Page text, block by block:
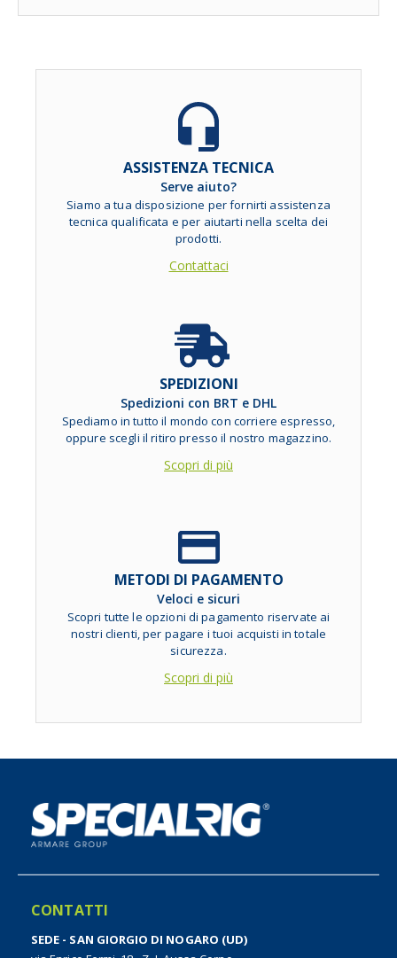
ASSISTENZA TECNICA
Serve aiuto?
Siamo a tua disposizione per fornirti assistenza
tecnica qualificata e per aiutarti nella scelta dei
prodotti.
Contattaci
SPEDIZIONI
Spedizioni con BRT e DHL
Spediamo in tutto il mondo con corriere espresso,
oppure scegli il ritiro presso il nostro magazzino.
Scopri di più
METODI DI PAGAMENTO
Veloci e sicuri
Scopri tutte le opzioni di pagamento riservate ai
nostri clienti, per pagare i tuoi acquisti in totale
sicurezza.
Scopri di più
CONTATTI
SEDE - SAN GIORGIO DI NOGARO (UD)